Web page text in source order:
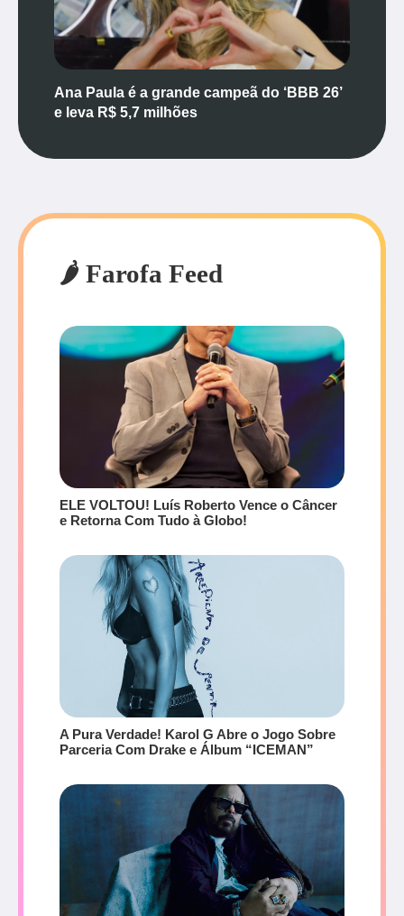
Ana Paula é a grande campeã do ‘BBB 26’
e leva R$ 5,7 milhões
🌶️ Farofa Feed
ELE VOLTOU! Luís Roberto Vence o Câncer
e Retorna Com Tudo à Globo!
A Pura Verdade! Karol G Abre o Jogo Sobre
Parceria Com Drake e Álbum “ICEMAN”